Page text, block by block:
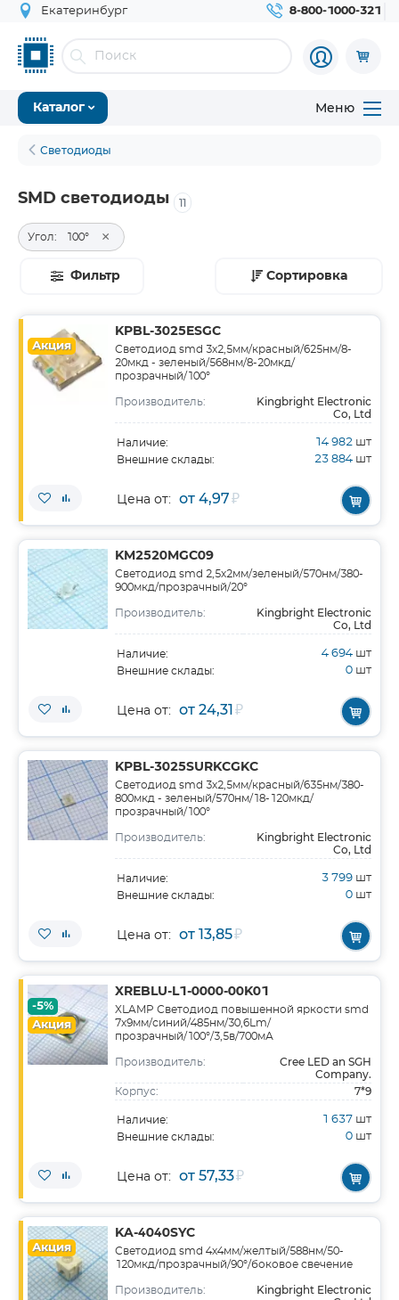
Екатеринбург 8-800-1000-321
Каталог Меню
Светодиоды
SMD светодиоды 11
Угол: 100° ×
Фильтр Сортировка
Акция
KPBL-3025ESGC
Светодиод smd 3х2,5мм/красный/625нм/8-
20мкд - зеленый/568нм/8-20мкд/
прозрачный/100°
Производитель:
Kingbright Electronic
Co, Ltd
Наличие: 14 982 шт
Внешние склады: 23 884 шт
Цена от: от 4,97₽
KM2520MGC09
Светодиод smd 2,5х2мм/зеленый/570нм/380-
900мкд/прозрачный/20°
Производитель:
Kingbright Electronic
Co, Ltd
Наличие: 4 694 шт
Внешние склады: 0 шт
Цена от: от 24,31₽
KPBL-3025SURKCGKC
Светодиод smd 3х2,5мм/красный/635нм/380-
800мкд - зеленый/570нм/18-120мкд/
прозрачный/100°
Производитель:
Kingbright Electronic
Co, Ltd
Наличие: 3 799 шт
Внешние склады: 0 шт
Цена от: от 13,85₽
-5%
Акция
XREBLU-L1-0000-00K01
XLAMP Светодиод повышенной яркости smd
7х9мм/синий/485нм/30,6Lm/
прозрачный/100°/3,5в/700мА
Производитель:
Cree LED an SGH
Company.
Корпус: 7*9
Наличие: 1 637 шт
Внешние склады: 0 шт
Цена от: от 57,33₽
Акция
KA-4040SYC
Светодиод smd 4х4мм/желтый/588нм/50-
120мкд/прозрачный/90°/боковое свечение
Производитель:
Kingbright Electronic